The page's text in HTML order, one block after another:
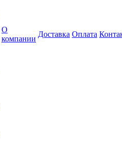
О
компании
Доставка Оплата